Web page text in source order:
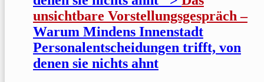
unsichtbare Vorstellungsgespräch –
Warum Mindens Innenstadt
Personalentscheidungen trifft, von
denen sie nichts ahnt